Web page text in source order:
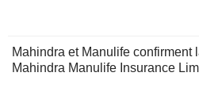
Mahindra et Manulife confirment
Mahindra Manulife Insurance